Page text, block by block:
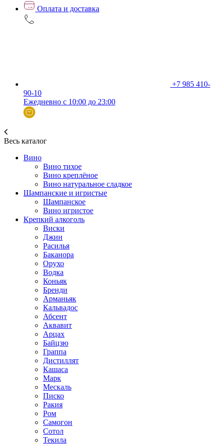
Оплата и доставка
+7 985 410-
90-10
Ежедневно с 10:00 до 23:00
Весь каталог
Вино
Вино тихое
Вино креплёное
Вино натуральное сладкое
Шампанские и игристые
Шампанское
Вино игристое
Крепкий алкоголь
Виски
Джин
Расилья
Баканора
Орухо
Водка
Коньяк
Бренди
Арманьяк
Кальвадос
Абсент
Аквавит
Арцах
Байцзю
Граппа
Дистиллят
Кашаса
Марк
Мескаль
Писко
Ракия
Ром
Самогон
Сотол
Текила